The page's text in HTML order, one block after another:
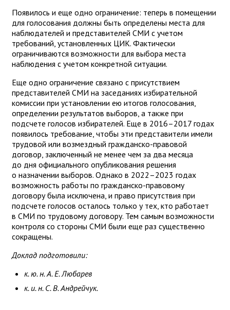
Появилось и еще одно ограничение: теперь в помещении
для голосования должны быть определены места для
наблюдателей и представителей СМИ с учетом
требований, установленных ЦИК. Фактически
ограничиваются возможности для выбора места
наблюдения с учетом конкретной ситуации.
Еще одно ограничение связано с присутствием
представителей СМИ на заседаниях избирательной
комиссии при установлении ею итогов голосования,
определении результатов выборов, а также при
подсчете голосов избирателей. Еще в 2016–2017 годах
появилось требование, чтобы эти представители имели
трудовой или возмездный гражданско-правовой
договор, заключенный не менее чем за два месяца
до дня официального опубликования решения
о назначении выборов. Однако в 2022–2023 годах
возможность работы по гражданско-правовому
договору была исключена, и право присутствия при
подсчете голосов осталось только у тех, кто работает
в СМИ по трудовому договору. Тем самым возможности
контроля со стороны СМИ были еще раз существенно
сокращены.
Доклад подготовили:
к. ю. н. А. Е. Любарев
к. и. н. С. В. Андрейчук.